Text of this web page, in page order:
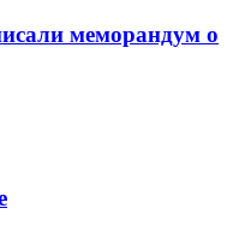
меморандум о